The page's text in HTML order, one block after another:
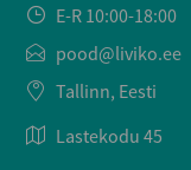
E-R 10:00-18:00
pood@liviko.ee
Tallinn, Eesti
Lastekodu 45